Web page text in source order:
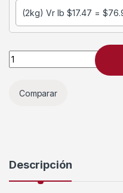
Comparar
Descripción